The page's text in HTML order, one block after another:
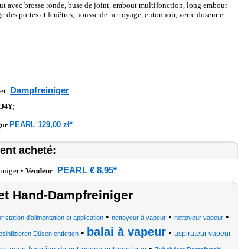
avec brosse ronde, buse de joint, embout multifonction, long embout
portes et fenêtres, housse de nettoyage, entonnoir, verre doseur et
Dampfreiniger
PEARL 129,00 zł*
acheté:
• Vendeur: PEARL € 8,95*
Hand-Dampfreiniger
station d'alimentation et application • nettoyeur à vapeur • nettoyeur vapeur •
Düsen entfetten• balai à vapeur• aspirateur vapeur